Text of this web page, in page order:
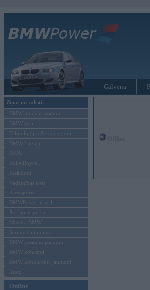
Galvenā
Ziņas un raksti
BMW modeļu jaunumi
BMW testi
Tehnoloģijas & sasniegumi
BMW Latvijā
MINI
Rolls-Royce
Pasākumi
Vadāmības tests
Autosports
BMWPower aktuāli
Reklāmas raksti
Mēneša BMW
Sērijveida tūnings
BMW pasaules jaunumi
BMW koncepti
BMW konkurentu jaunumi
Moto
Online